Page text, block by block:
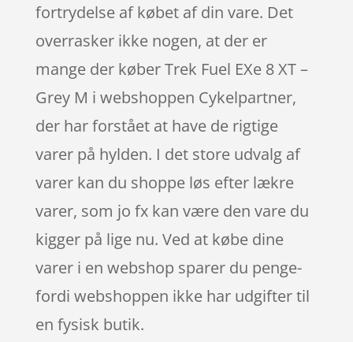
fortrydelse af købet af din vare. Det
overrasker ikke nogen, at der er
mange der køber Trek Fuel EXe 8 XT –
Grey M i webshoppen Cykelpartner,
der har forstået at have de rigtige
varer på hylden. I det store udvalg af
varer kan du shoppe løs efter lækre
varer, som jo fx kan være den vare du
kigger på lige nu. Ved at købe dine
varer i en webshop sparer du penge-
fordi webshoppen ikke har udgifter til
en fysisk butik.